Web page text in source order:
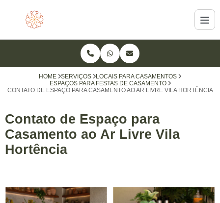
HOME SERVIÇOS
LOCAIS PARA CASAMENTOS
ESPAÇOS PARA FESTAS DE CASAMENTO
CONTATO DE ESPAÇO PARA CASAMENTO AO AR LIVRE VILA HORTÊNCIA
Contato de Espaço para
Casamento ao Ar Livre Vila
Hortência